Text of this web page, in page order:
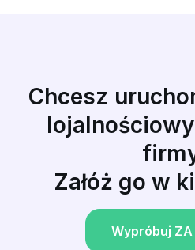
Chcesz
Załóż go w
Wypróbuj ZA